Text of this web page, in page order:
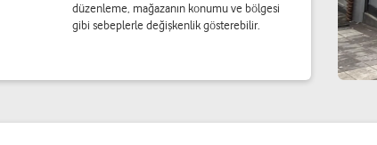
düzenleme, mağazanın konumu ve bölgesi
gibi sebeplerle değişkenlik gösterebilir.